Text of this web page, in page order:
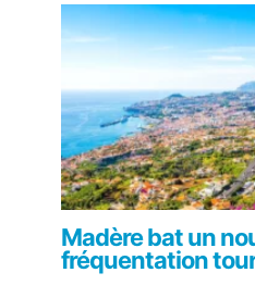
Madère bat un
fréquentation